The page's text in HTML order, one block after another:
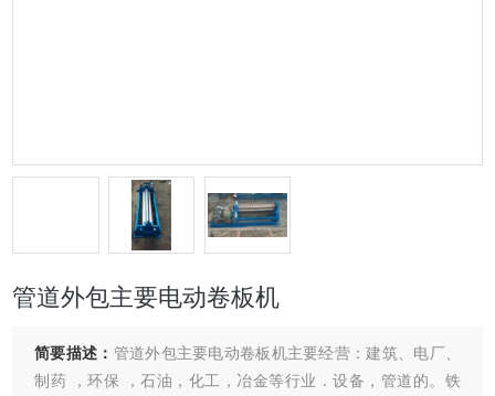
管道外包主要电动卷板机
简要描述： 管道外包主要电动卷板机主要经营：建筑、电厂、
制药 ，环保 ，石油，化工，冶金等行业．设备，管道的。铁